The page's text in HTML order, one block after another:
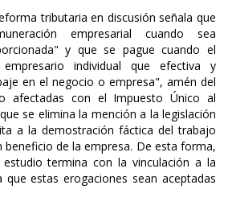
tributaria en discusión señala que
empresarial cuando sea
y que se pague cuando el
individual que efectiva y
en el negocio o empresa", amén del
afectadas con el Impuesto Único al
se elimina la mención a la legislación
a la demostración fáctica del trabajo
beneficio de la empresa. De esta forma,
termina con la vinculación a la
que estas erogaciones sean aceptadas